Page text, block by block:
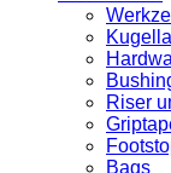
Riser
Bags